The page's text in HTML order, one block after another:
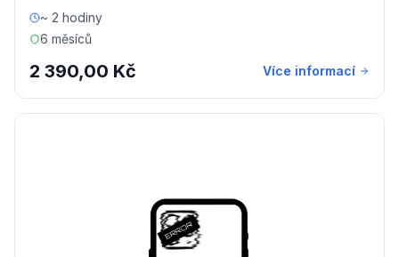
~ 2 hodiny
6 měsíců
2 390,00 Kč Více informací